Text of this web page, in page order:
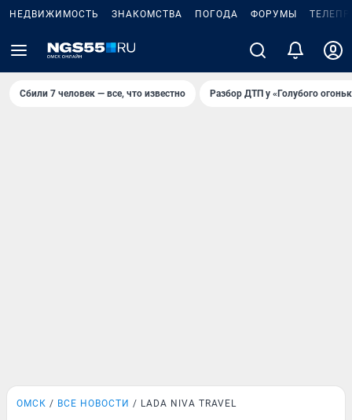
НЕДВИЖИМОСТЬ ЗНАКОМСТВА ПОГОДА ФОРУМЫ
Сбили 7 человек — все, что известно Разбор ДТП у «Голубого
ОМСК ВСЕ НОВОСТИ LADA NIVA TRAVEL